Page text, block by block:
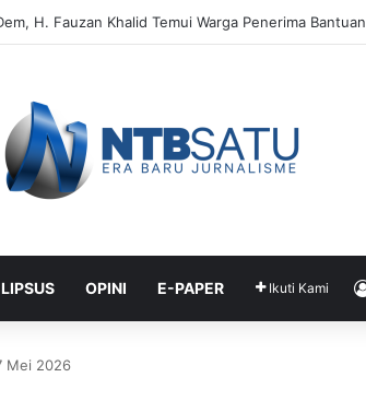
Gagal ke Piala Dunia 2026: Cape Verde Saja Bisa
LIPSUS OPINI E-PAPER Ikuti Kami
Mei 2026